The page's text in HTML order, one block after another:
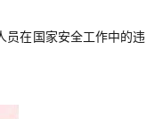
员在国家安全工作中的违